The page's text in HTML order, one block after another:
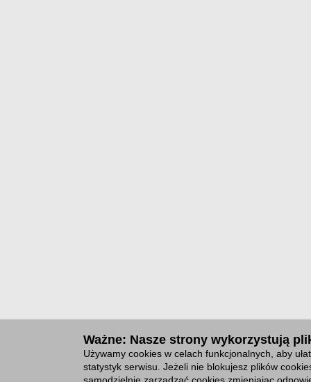
Ważne: Nasze strony wykorzystują
Używamy cookies w celach funkcjonalnych, aby
statystyk serwisu. Jeżeli nie blokujesz plików